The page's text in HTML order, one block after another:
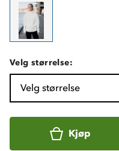
Velg størrelse:
Velg størrelse
Kjøp